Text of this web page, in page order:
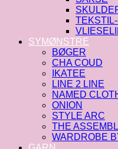
TEKSTIL-
SYMØNSTRE
BØGER
CHA COUD
IKATEE
LINE 2 LINE
NAMED
ONION
STYLE ARC
THE
WARDROBE